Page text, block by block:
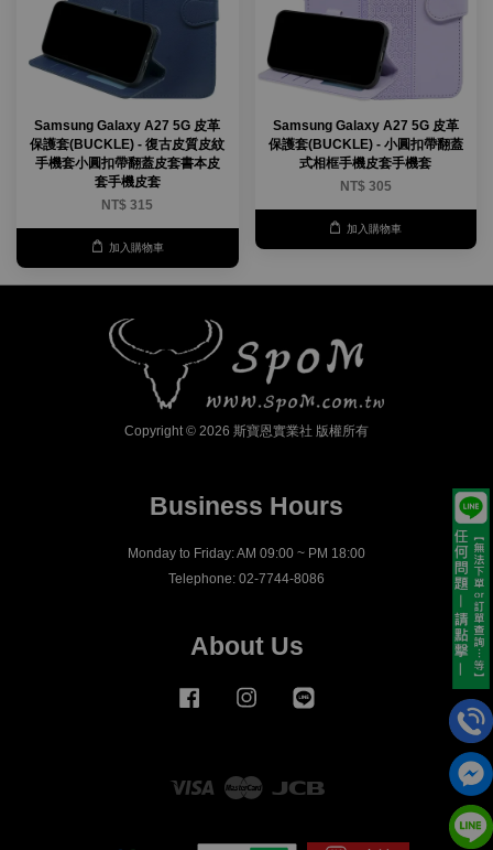
Samsung Galaxy A27 5G 皮革
保護套(BUCKLE) - 復古皮質皮紋
手機套小圓扣帶翻蓋皮套書本皮
套手機皮套
NT$ 315
加入購物車
Samsung Galaxy A27 5G 皮革
保護套(BUCKLE) - 小圓扣帶翻蓋
式相框手機皮套手機套
NT$ 305
加入購物車
Copyright © 2026 斯寶恩實業社 版權所有
Business Hours
Monday to Friday: AM 09:00 ~ PM 18:00
Telephone: 02-7744-8086
About Us
Facebook Instagram
Visa Master